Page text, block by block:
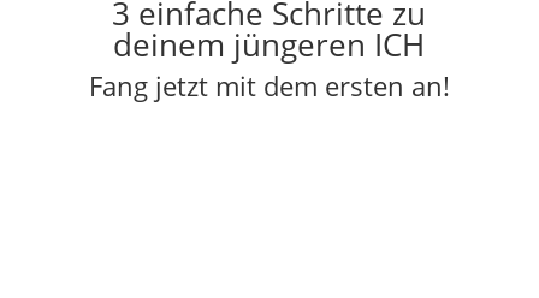
3 einfache Schritte zu
deinem jüngeren ICH
Fang jetzt mit dem ersten an!